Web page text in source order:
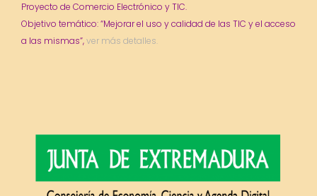
Proyecto de Comercio Electrónico y TIC.
Objetivo temático: “Mejorar el uso y calidad de las TIC y el acceso
a las mismas”,ver más detalles.